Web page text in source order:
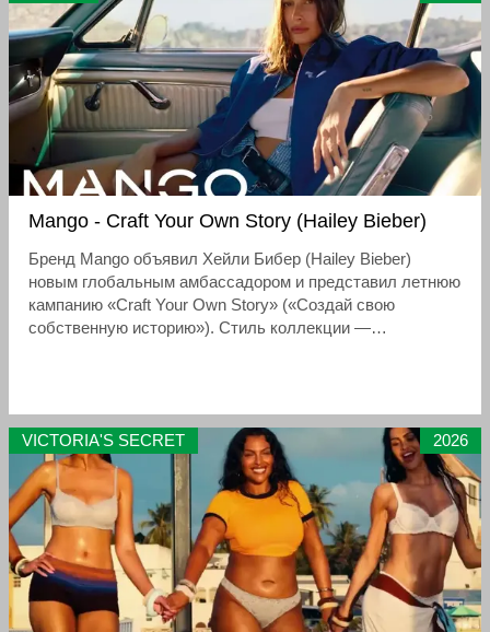
Mango - Craft Your Own Story (Hailey Bieber)
Бренд Mango объявил Хейли Бибер (Hailey Bieber)
новым глобальным амбассадором и представил летнюю
кампанию «Craft Your Own Story» («Создай свою
собственную историю»). Стиль коллекции —
VICTORIA'S SECRET 2026